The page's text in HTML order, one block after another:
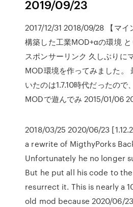
2019/09/23
2017/12/31 2018/09/28 【マイ
構築した工業MOD+αの環境
スポンサーリンク 久しぶりに
MOD環境を作ってみました。
いたのは1.7.10時代だったので
MODで遊んでみ 2015/01/06
2018/03/25 2020/06/23
a rewrite of MigthyPorks
Unfortunately he no longer
But he put all his code to
resurrect it. This is nearly a
old mod because 2020/06/